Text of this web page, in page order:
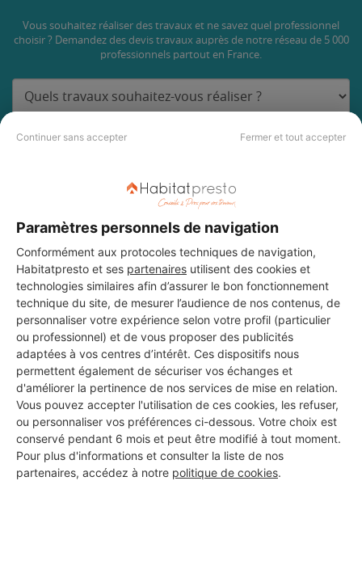
Continuer sans accepter Fermer et tout accepter
Paramètres personnels de navigation
Conformément aux protocoles techniques de navigation,
Habitatpresto et ses partenaires utilisent des cookies et
technologies similaires afin d’assurer le bon fonctionnement
technique du site, de mesurer l’audience de nos contenus, de
personnaliser votre expérience selon votre profil (particulier
ou professionnel) et de vous proposer des publicités
adaptées à vos centres d’intérêt. Ces dispositifs nous
permettent également de sécuriser vos échanges et
d'améliorer la pertinence de nos services de mise en relation.
Vous pouvez accepter l'utilisation de ces cookies, les refuser,
ou personnaliser vos préférences ci-dessous. Votre choix est
conservé pendant 6 mois et peut être modifié à tout moment.
Pour plus d'informations et consulter la liste de nos
partenaires, accédez à notre politique de cookies.
Vous souhaitez réaliser des travaux et ne savez quel professionnel
choisir ? Demandez des devis travaux auprès de notre réseau de 5 000
professionnels partout en France.
Aucun autre professionnel disponible dans cette zone